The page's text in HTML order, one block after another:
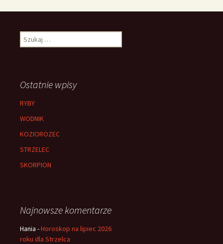
Szukaj:
Ostatnie wpisy
RYBY
WODNIK
KOZIOROZEC
STRZELEC
SKORPION
Najnowsze komentarze
Hania -Horoskop na lipiec 2026
roku dla Strzelca